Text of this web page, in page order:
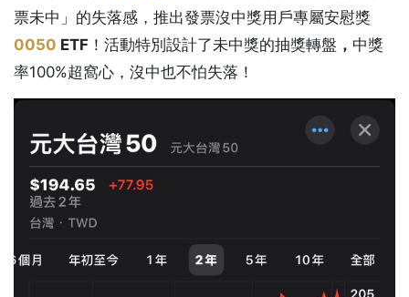
票未中」的失落感，推出發票沒中獎用戶專屬安慰獎
0050 ETF ！活動特別設計了未中獎的抽獎轉盤 ， 中獎
率100%超窩心，沒中也不怕失落！